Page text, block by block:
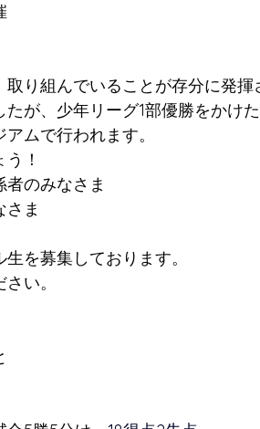
バス
り組んでいることが存分に発揮
が、少年リーグ1部優勝をかけ
ムで行われます。
！
のみなさま
さま
を募集しております。
い。